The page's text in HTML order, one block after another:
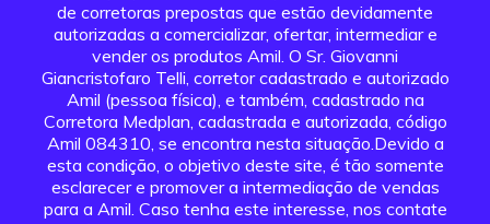
de corretoras prepostas que estão devidamente
autorizadas a comercializar, ofertar, intermediar e
vender os produtos Amil. O Sr. Giovanni
Giancristofaro Telli, corretor cadastrado e autorizado
Amil (pessoa física), e também, cadastrado na
Corretora Medplan, cadastrada e autorizada, código
Amil 084310, se encontra nesta situação.Devido a
esta condição, o objetivo deste site, é tão somente
esclarecer e promover a intermediação de vendas
para a Amil. Caso tenha este interesse, nos contate